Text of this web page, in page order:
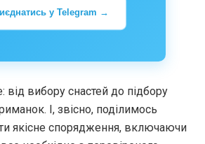
у Telegram →
від вибору снастей до підбору
І, звісно, поділимось
якісне спорядження, включаючи